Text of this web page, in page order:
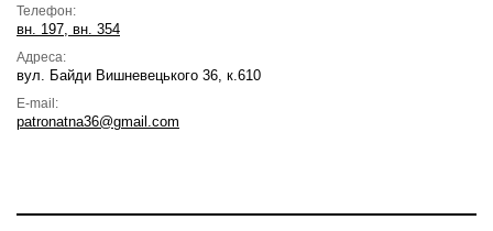
Телефон:
вн. 197, вн. 354
Адреса:
вул. Байди Вишневецького 36, к.610
E-mail:
patronatna36@gmail.com